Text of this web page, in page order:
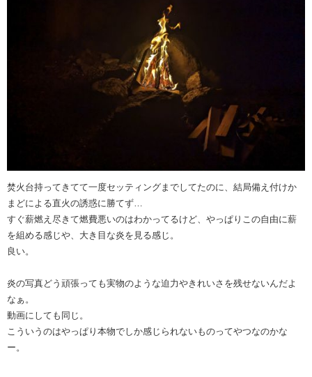
焚火台持ってきてて一度セッティングまでしてたのに、結局備え付けか
まどによる直火の誘惑に勝てず…
すぐ薪燃え尽きて燃費悪いのはわかってるけど、やっぱりこの自由に薪
を組める感じや、大き目な炎を見る感じ。
良い。
炎の写真どう頑張っても実物のような迫力やきれいさを残せないんだよ
なぁ。
動画にしても同じ。
こういうのはやっぱり本物でしか感じられないものってやつなのかな
ー。